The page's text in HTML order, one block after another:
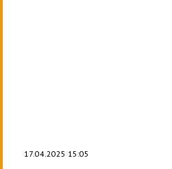
17.04.2025 15:05